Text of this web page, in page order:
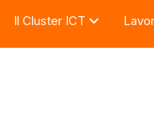
Il Cluster ICT